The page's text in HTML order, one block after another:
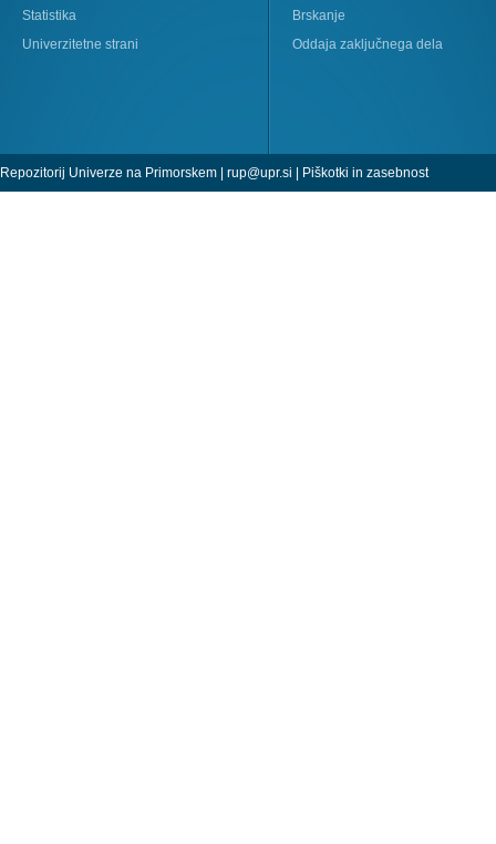
Statistika
Univerzitetne strani
Brskanje
Oddaja zaključnega dela
Repozitorij Univerze na Primorskem | rup@upr.si | Piškotki in zasebnost